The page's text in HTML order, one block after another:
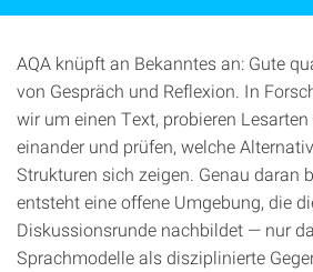
AQA knüpft an Bekanntes an: Gute
von Gespräch und Reflexion. In
wir um einen Text, probieren
einander und prüfen, welche
Strukturen sich zeigen. Genau daran
entsteht eine offene Umgebung, die
Diskussionsrunde nachbildet — nur
Sprachmodelle als disziplinierte